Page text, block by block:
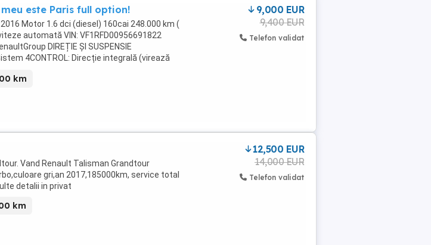
este Paris full option!
Motor 1.6 dci (diesel) 160cai 248.000 km (
automată VIN: VF1RFD00956691822
DIREȚIE ȘI SUSPENSIE
4CONTROL: Direcție integrală (virează
km
9,000 EUR
9,400 EUR
Telefon validat
Vand Renault Talisman Grandtour
gri,an 2017,185000km, service total
detalii in privat
km
12,500 EUR
14,000 EUR
Telefon validat